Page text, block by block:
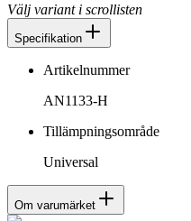
Välj variant i scrollisten
Specifikation
Artikelnummer
AN1133-H
Tillämpningsområde
Universal
Om varumärket